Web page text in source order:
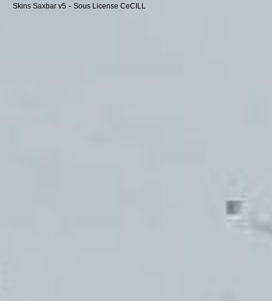
Skins Saxbar v5 - Sous License CeCILL